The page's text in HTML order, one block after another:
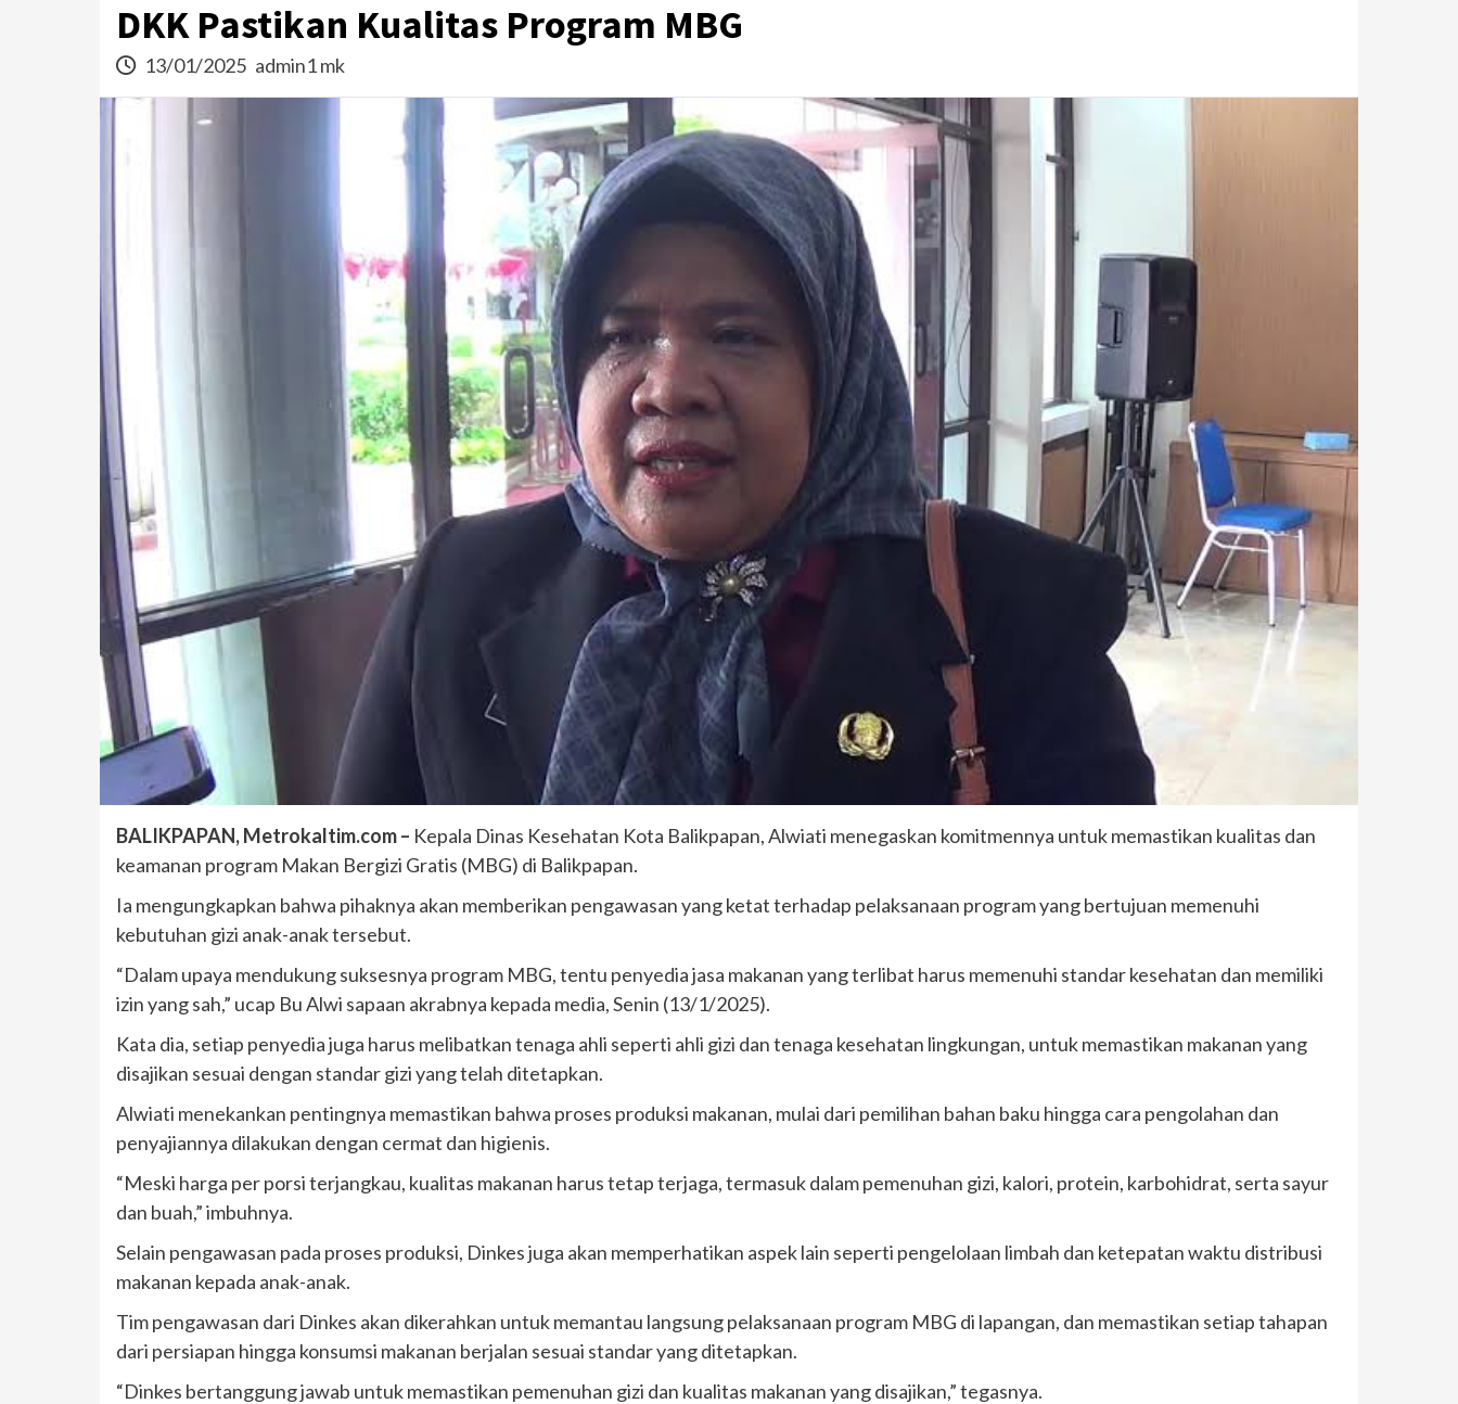
DKK Pastikan Kualitas Program MBG
13/01/2025 admin1 mk
BALIKPAPAN, Metrokaltim.com – Kepala Dinas Kesehatan Kota Balikpapan, Alwiati menegaskan komitmennya untuk memastikan kualitas dan
keamanan program Makan Bergizi Gratis (MBG) di Balikpapan.
Ia mengungkapkan bahwa pihaknya akan memberikan pengawasan yang ketat terhadap pelaksanaan program yang bertujuan memenuhi
kebutuhan gizi anak-anak tersebut.
“Dalam upaya mendukung suksesnya program MBG, tentu penyedia jasa makanan yang terlibat harus memenuhi standar kesehatan dan memiliki
izin yang sah,” ucap Bu Alwi sapaan akrabnya kepada media, Senin (13/1/2025).
Kata dia, setiap penyedia juga harus melibatkan tenaga ahli seperti ahli gizi dan tenaga kesehatan lingkungan, untuk memastikan makanan yang
disajikan sesuai dengan standar gizi yang telah ditetapkan.
Alwiati menekankan pentingnya memastikan bahwa proses produksi makanan, mulai dari pemilihan bahan baku hingga cara pengolahan dan
penyajiannya dilakukan dengan cermat dan higienis.
“Meski harga per porsi terjangkau, kualitas makanan harus tetap terjaga, termasuk dalam pemenuhan gizi, kalori, protein, karbohidrat, serta sayur
dan buah,” imbuhnya.
Selain pengawasan pada proses produksi, Dinkes juga akan memperhatikan aspek lain seperti pengelolaan limbah dan ketepatan waktu distribusi
makanan kepada anak-anak.
Tim pengawasan dari Dinkes akan dikerahkan untuk memantau langsung pelaksanaan program MBG di lapangan, dan memastikan setiap tahapan
dari persiapan hingga konsumsi makanan berjalan sesuai standar yang ditetapkan.
“Dinkes bertanggung jawab untuk memastikan pemenuhan gizi dan kualitas makanan yang disajikan,” tegasnya.